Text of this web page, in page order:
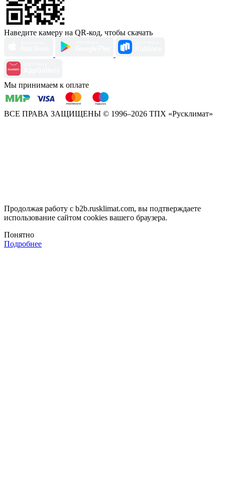
Наведите камеру на QR-код, чтобы скачать
Мы принимаем к оплате
ВСЕ ПРАВА ЗАЩИЩЕНЫ © 1996–2026 ТПХ «Русклимат»
Продолжая работу с b2b.rusklimat.com, вы подтверждаете
использование сайтом cookies вашего браузера.
Понятно
Подробнее